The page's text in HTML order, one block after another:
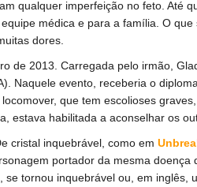
qualquer imperfeição no feto. Até
médica e para a família. O
dores.
de 2013. Carregada pelo irmão,
Naquele evento, receberia o
que tem escolioses
estava habilitada a aconselhar os
cristal inquebrável, como em
portador da mesma doença
tornou inquebrável ou, em inglês,